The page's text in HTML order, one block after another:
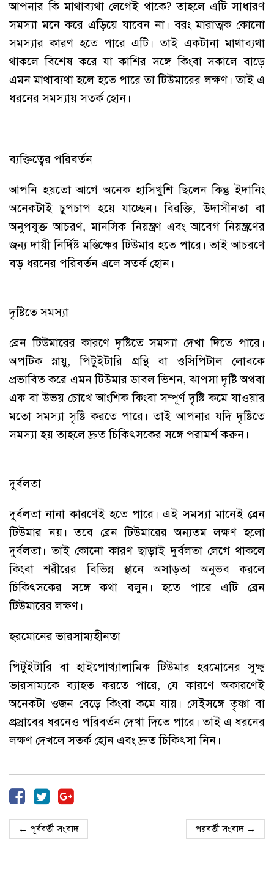
আপনার কি মাথাব্যথা লেগেই থাকে? তাহলে এটি সাধারণ
সমস্যা মনে করে এড়িয়ে যাবেন না। বরং মারাত্মক কোনো
সমস্যার কারণ হতে পারে এটি। তাই একটানা মাথাব্যথা
থাকলে বিশেষ করে যা কাশির সঙ্গে কিংবা সকালে বাড়ে
এমন মাথাব্যথা হলে হতে পারে তা টিউমারের লক্ষণ। তাই এ
ধরনের সমস্যায় সতর্ক হোন।
ব্যক্তিত্বের পরিবর্তন
আপনি হয়তো আগে অনেক হাসিখুশি ছিলেন কিন্তু ইদানিং
অনেকটাই চুপচাপ হয়ে যাচ্ছেন। বিরক্তি, উদাসীনতা বা
অনুপযুক্ত আচরণ, মানসিক নিয়ন্ত্রণ এবং আবেগ নিয়ন্ত্রণের
জন্য দায়ী নির্দিষ্ট মস্তিষ্কের টিউমার হতে পারে। তাই আচরণে
বড় ধরনের পরিবর্তন এলে সতর্ক হোন।
দৃষ্টিতে সমস্যা
ব্রেন টিউমারের কারণে দৃষ্টিতে সমস্যা দেখা দিতে পারে।
অপটিক স্নায়ু, পিটুইটারি গ্রন্থি বা ওসিপিটাল লোবকে
প্রভাবিত করে এমন টিউমার ডাবল ভিশন, ঝাপসা দৃষ্টি অথবা
এক বা উভয় চোখে আংশিক কিংবা সম্পূর্ণ দৃষ্টি কমে যাওয়ার
মতো সমস্যা সৃষ্টি করতে পারে। তাই আপনার যদি দৃষ্টিতে
সমস্যা হয় তাহলে দ্রুত চিকিৎসকের সঙ্গে পরামর্শ করুন।
দুর্বলতা
দুর্বলতা নানা কারণেই হতে পারে। এই সমস্যা মানেই ব্রেন
টিউমার নয়। তবে ব্রেন টিউমারের অন্যতম লক্ষণ হলো
দুর্বলতা। তাই কোনো কারণ ছাড়াই দুর্বলতা লেগে থাকলে
কিংবা শরীরের বিভিন্ন স্থানে অসাড়তা অনুভব করলে
চিকিৎসকের সঙ্গে কথা বলুন। হতে পারে এটি ব্রেন
টিউমারের লক্ষণ।
হরমোনের ভারসাম্যহীনতা
পিটুইটারি বা হাইপোথ্যালামিক টিউমার হরমোনের সূক্ষ্ম
ভারসাম্যকে ব্যাহত করতে পারে, যে কারণে অকারণেই
অনেকটা ওজন বেড়ে কিংবা কমে যায়। সেইসঙ্গে তৃষ্ণা বা
প্রস্রাবের ধরনেও পরিবর্তন দেখা দিতে পারে। তাই এ ধরনের
লক্ষণ দেখলে সতর্ক হোন এবং দ্রুত চিকিৎসা নিন।
← পূর্ববর্তী সংবাদ পরবর্তী সংবাদ →